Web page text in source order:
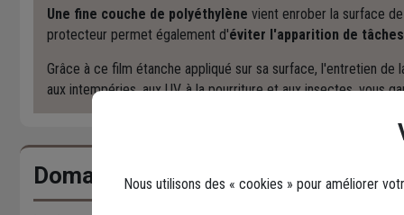
Une fine couche de polyéthylène vient enrober la surface
protecteur permet également d'éviter l'apparition de tâches
Grâce à ce film étanche appliqué sur sa surface, l'entretien
aux intempéries, aux UV, à la pourriture et aux insectes, vous
Domaines d'emploi
Nous utilisons des « cookies » pour améliorer